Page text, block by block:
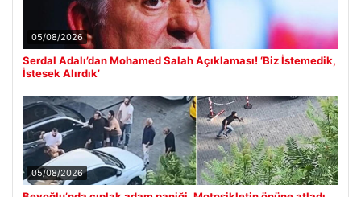
05/08/2026
Serdal Adalı’dan Mohamed Salah Açıklaması! ‘Biz İstemedik,
İstesek Alırdık’
05/08/2026